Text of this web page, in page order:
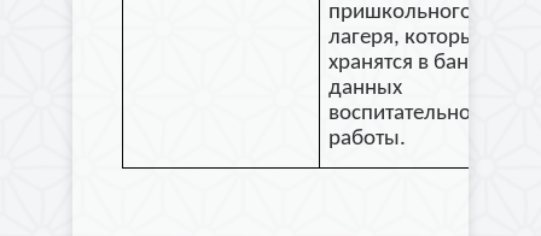
пришкольного
лагеря, которые
хранятся в банке
данных
воспитательной
работы.